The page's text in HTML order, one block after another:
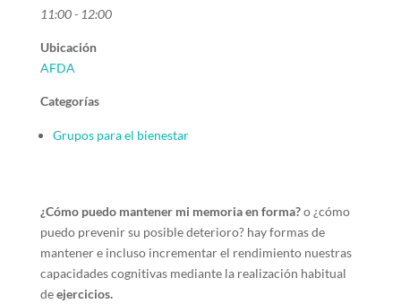
11:00 - 12:00
Ubicación
AFDA
Categorías
Grupos para el bienestar
¿Cómo puedo mantener mi memoria en forma?o ¿cómo
puedo prevenir su posible deterioro? hay formas de
mantener e incluso incrementar el rendimiento nuestras
capacidades cognitivas mediante la realización habitual
deejercicios.